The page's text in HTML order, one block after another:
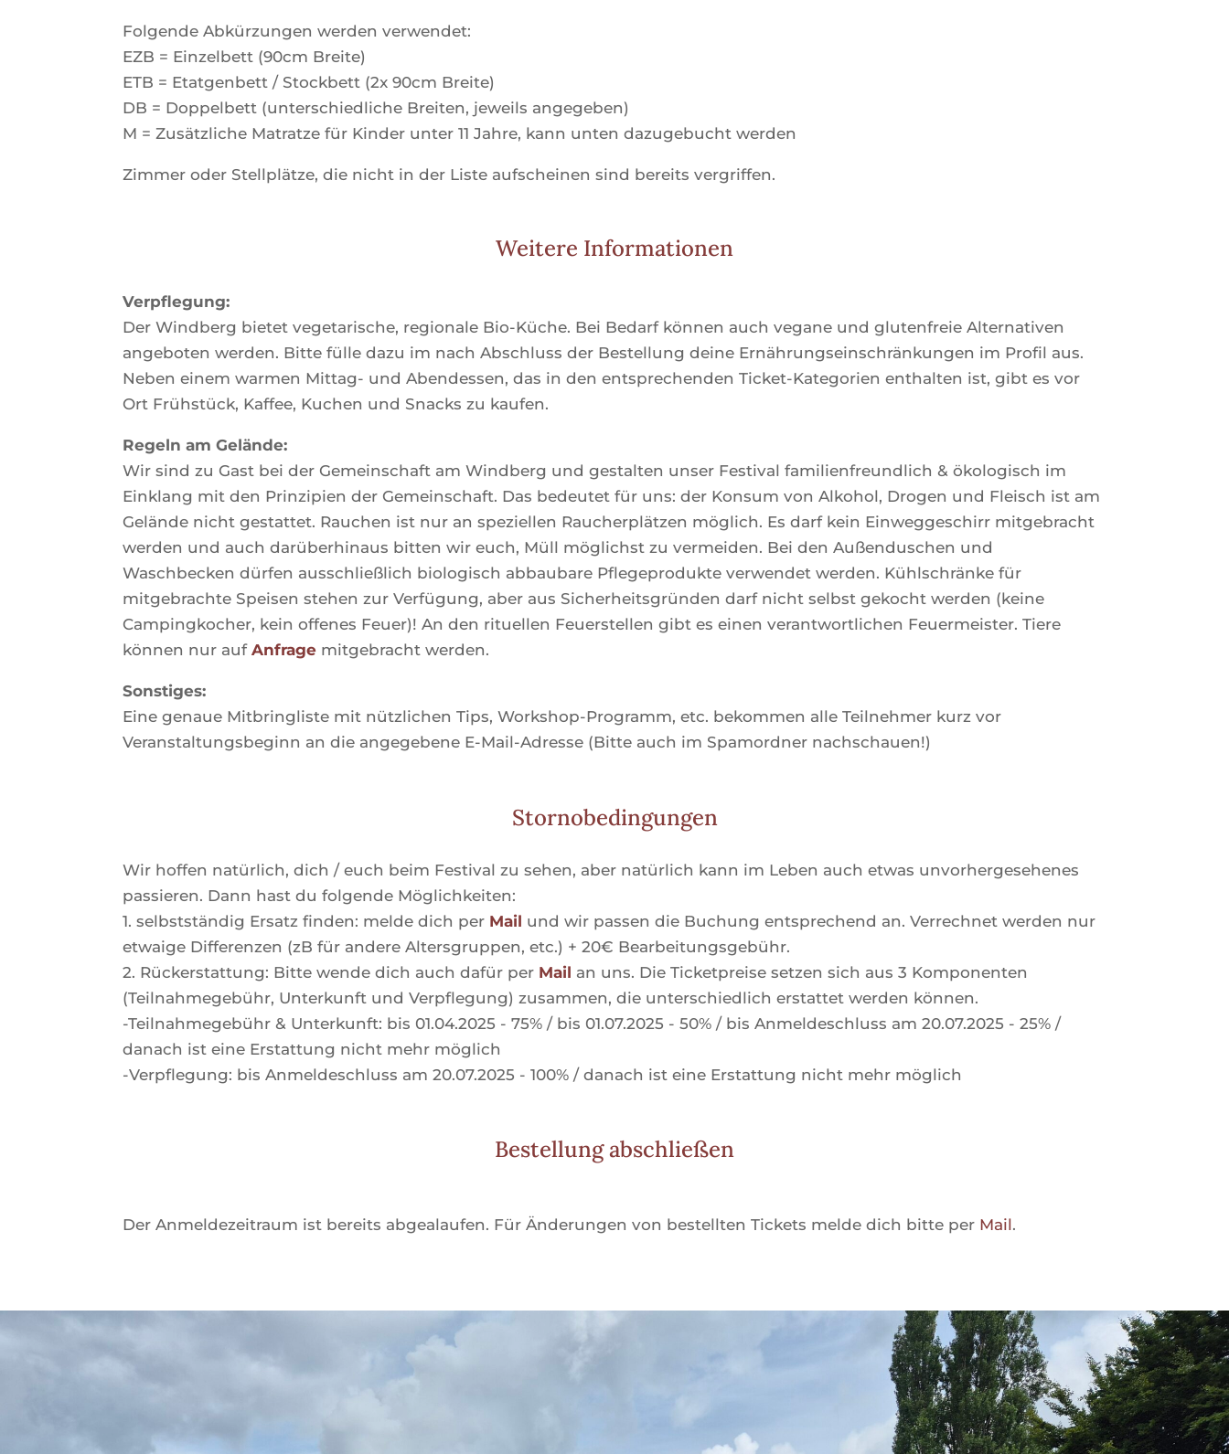
Folgende Abkürzungen werden verwendet:
EZB = Einzelbett (90cm Breite)
ETB = Etatgenbett / Stockbett (2x 90cm Breite)
DB = Doppelbett (unterschiedliche Breiten, jeweils angegeben)
M = Zusätzliche Matratze für Kinder unter 11 Jahre, kann unten dazugebucht werden
Zimmer oder Stellplätze, die nicht in der Liste aufscheinen sind bereits vergriffen.
Weitere Informationen
Verpflegung:
Der Windberg bietet vegetarische, regionale Bio-Küche. Bei Bedarf können auch vegane und glutenfreie Alternativen
angeboten werden. Bitte fülle dazu im nach Abschluss der Bestellung deine Ernährungseinschränkungen im Profil aus.
Neben einem warmen Mittag- und Abendessen, das in den entsprechenden Ticket-Kategorien enthalten ist, gibt es vor
Ort Frühstück, Kaffee, Kuchen und Snacks zu kaufen.
Regeln am Gelände:
Wir sind zu Gast bei der Gemeinschaft am Windberg und gestalten unser Festival familienfreundlich & ökologisch im
Einklang mit den Prinzipien der Gemeinschaft. Das bedeutet für uns: der Konsum von Alkohol, Drogen und Fleisch ist am
Gelände nicht gestattet. Rauchen ist nur an speziellen Raucherplätzen möglich. Es darf kein Einweggeschirr mitgebracht
werden und auch darüberhinaus bitten wir euch, Müll möglichst zu vermeiden. Bei den Außenduschen und
Waschbecken dürfen ausschließlich biologisch abbaubare Pflegeprodukte verwendet werden. Kühlschränke für
mitgebrachte Speisen stehen zur Verfügung, aber aus Sicherheitsgründen darf nicht selbst gekocht werden (keine
Campingkocher, kein offenes Feuer)! An den rituellen Feuerstellen gibt es einen verantwortlichen Feuermeister. Tiere
können nur aufAnfrage mitgebracht werden.
Sonstiges:
Eine genaue Mitbringliste mit nützlichen Tips, Workshop-Programm, etc. bekommen alle Teilnehmer kurz vor
Veranstaltungsbeginn an die angegebene E-Mail-Adresse (Bitte auch im Spamordner nachschauen!)
Stornobedingungen
Wir hoffen natürlich, dich / euch beim Festival zu sehen, aber natürlich kann im Leben auch etwas unvorhergesehenes
passieren. Dann hast du folgende Möglichkeiten:
1. selbstständig Ersatz finden: melde dich per Mail und wir passen die Buchung entsprechend an. Verrechnet werden nur
etwaige Differenzen (zB für andere Altersgruppen, etc.) + 20€ Bearbeitungsgebühr.
2. Rückerstattung: Bitte wende dich auch dafür per Mail an uns. Die Ticketpreise setzen sich aus 3 Komponenten
(Teilnahmegebühr, Unterkunft und Verpflegung) zusammen, die unterschiedlich erstattet werden können.
-Teilnahmegebühr & Unterkunft: bis 01.04.2025 - 75% / bis 01.07.2025 - 50% / bis Anmeldeschluss am 20.07.2025 - 25% /
danach ist eine Erstattung nicht mehr möglich
-Verpflegung: bis Anmeldeschluss am 20.07.2025 - 100% / danach ist eine Erstattung nicht mehr möglich
Bestellung abschließen
Der Anmeldezeitraum ist bereits abgealaufen. Für Änderungen von bestellten Tickets melde dich bitte per Mail.